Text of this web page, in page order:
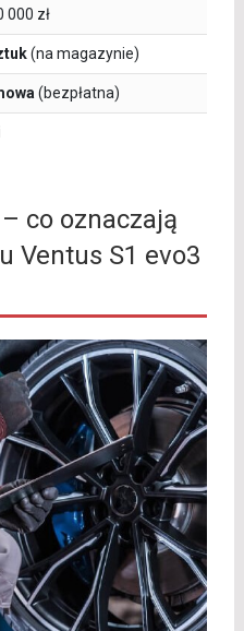
000 zł
(na magazynie)
(bezpłatna)
– co oznaczają
Ventus S1 evo3